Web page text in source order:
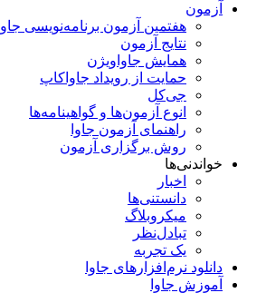
آزمون
هفتمین آزمون برنامه‌نویسی جاوا
نتایج آزمون
همایش جاواویژن
حمایت از رویداد جاواکاپ
جی‌کل
انوع آزمون‌ها و گواهینامه‌ها
راهنمای آزمون جاوا
روش برگزاری آزمون
خواندنی‌ها
اخبار
دانستنی‌ها
میکروبلاگ
تبادل‌نظر
یک تجربه
دانلود نرم‌افزارهای جاوا
آموزش جاوا